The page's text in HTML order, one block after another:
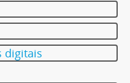
digitais